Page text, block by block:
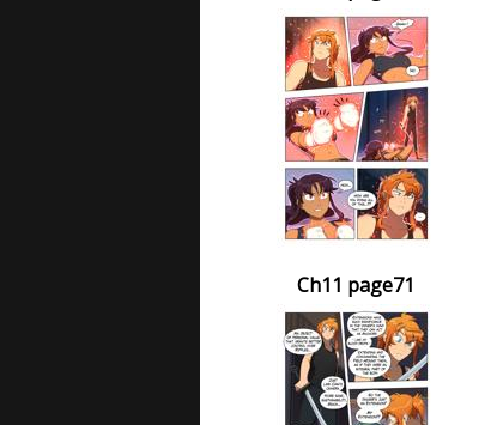
Ch11 page71